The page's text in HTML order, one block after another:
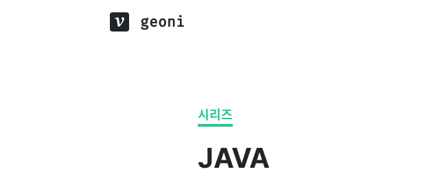
geoni
시리즈
JAVA